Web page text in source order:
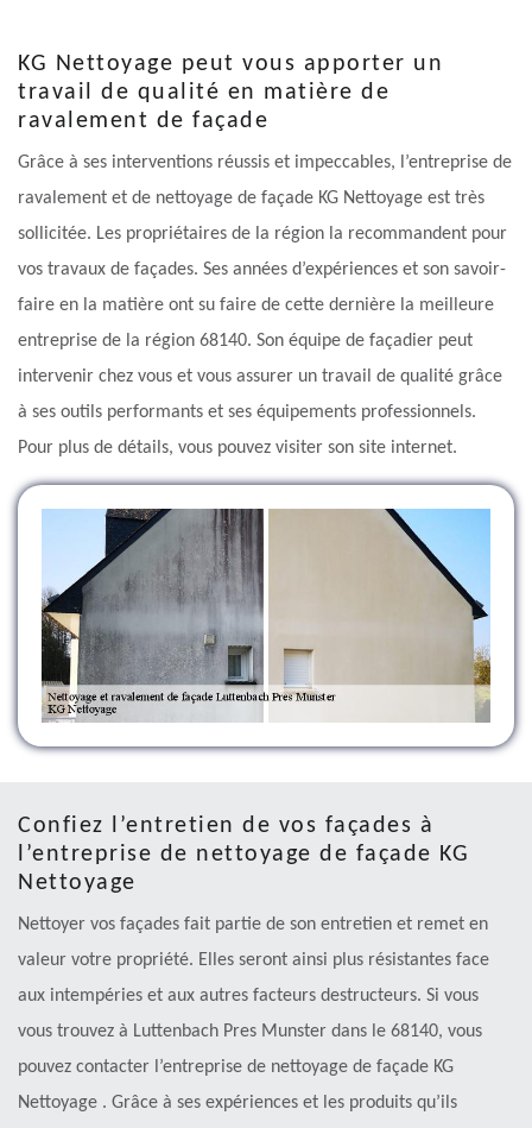
KG Nettoyage peut vous apporter un
travail de qualité en matière de
ravalement de façade
Grâce à ses interventions réussis et impeccables, l’entreprise de
ravalement et de nettoyage de façade KG Nettoyage est très
sollicitée. Les propriétaires de la région la recommandent pour
vos travaux de façades. Ses années d’expériences et son savoir-
faire en la matière ont su faire de cette dernière la meilleure
entreprise de la région 68140. Son équipe de façadier peut
intervenir chez vous et vous assurer un travail de qualité grâce
à ses outils performants et ses équipements professionnels.
Pour plus de détails, vous pouvez visiter son site internet.
Confiez l’entretien de vos façades à
l’entreprise de nettoyage de façade KG
Nettoyage
Nettoyer vos façades fait partie de son entretien et remet en
valeur votre propriété. Elles seront ainsi plus résistantes face
aux intempéries et aux autres facteurs destructeurs. Si vous
vous trouvez à Luttenbach Pres Munster dans le 68140, vous
pouvez contacter l’entreprise de nettoyage de façade KG
Nettoyage . Grâce à ses expériences et les produits qu’ils